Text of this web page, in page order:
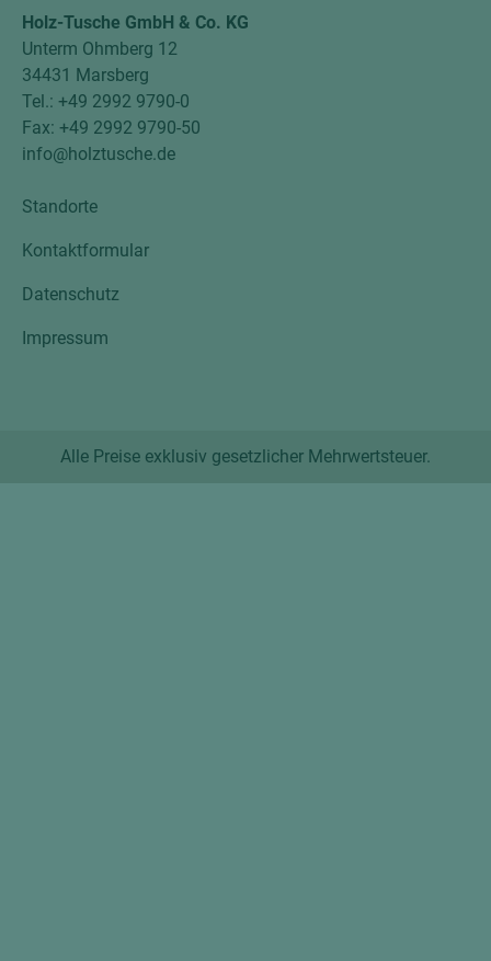
Holz-Tusche GmbH & Co. KG
Unterm Ohmberg 12
34431 Marsberg
Tel.: +49 2992 9790-0
Fax: +49 2992 9790-50
info@holztusche.de
Standorte
Kontaktformular
Datenschutz
Impressum
Alle Preise exklusiv gesetzlicher Mehrwertsteuer.